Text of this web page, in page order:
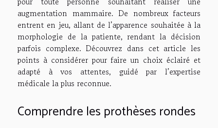
augmentation mammaire. De nombreux facteurs
entrent en jeu, allant de l’apparence souhaitée à la
morphologie de la patiente, rendant la décision
parfois complexe. Découvrez dans cet article les
points à considérer pour faire un choix éclairé et
adapté à vos attentes, guidé par l’expertise
médicale la plus reconnue.
Comprendre les prothèses rondes